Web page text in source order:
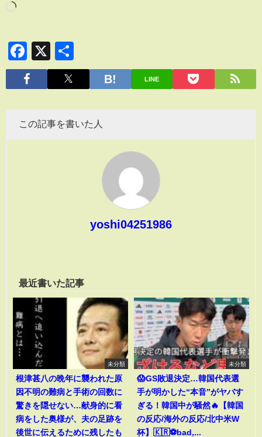
Facebook
X
有
LINE
この記事を書いた人
yoshi04251986
最近書いた記事
未分類
根津甚八の晩年に襲われた原
因不明の難病と手術の回数に
驚きを隠せない…献身的に看
病をした奥様が、夫の足跡を
後世に伝えるために残したも
未分類
😱GS敗退決定…韓国代表選
手が明かした“本音”がヤバす
ぎる！韓国中が騒然🔥【韓国
の反応/海外の反応/北中米W
杯】🇰🇷⚽bad,...